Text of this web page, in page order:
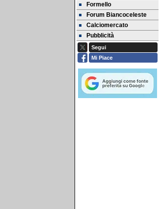
Formello
Forum Biancoceleste
Calciomercato
Pubblicità
Segui
Mi Piace